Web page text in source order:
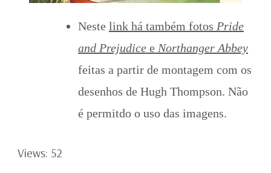
Neste link há também fotos Pride
and Prejudice e Northanger Abbey
feitas a partir de montagem com os
desenhos de Hugh Thompson. Não
é permitdo o uso das imagens.
Views: 52